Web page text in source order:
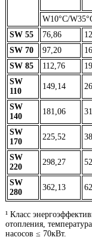
W10°C/
SW 55
76,86
SW 70
97,20
SW 85
112,76
SW
110
149,14
SW
140
181,06
SW
170
225,52
SW
220
298,27
SW
280
362,13
¹ Класс
отопления,
насосов ≤ 70кВт.